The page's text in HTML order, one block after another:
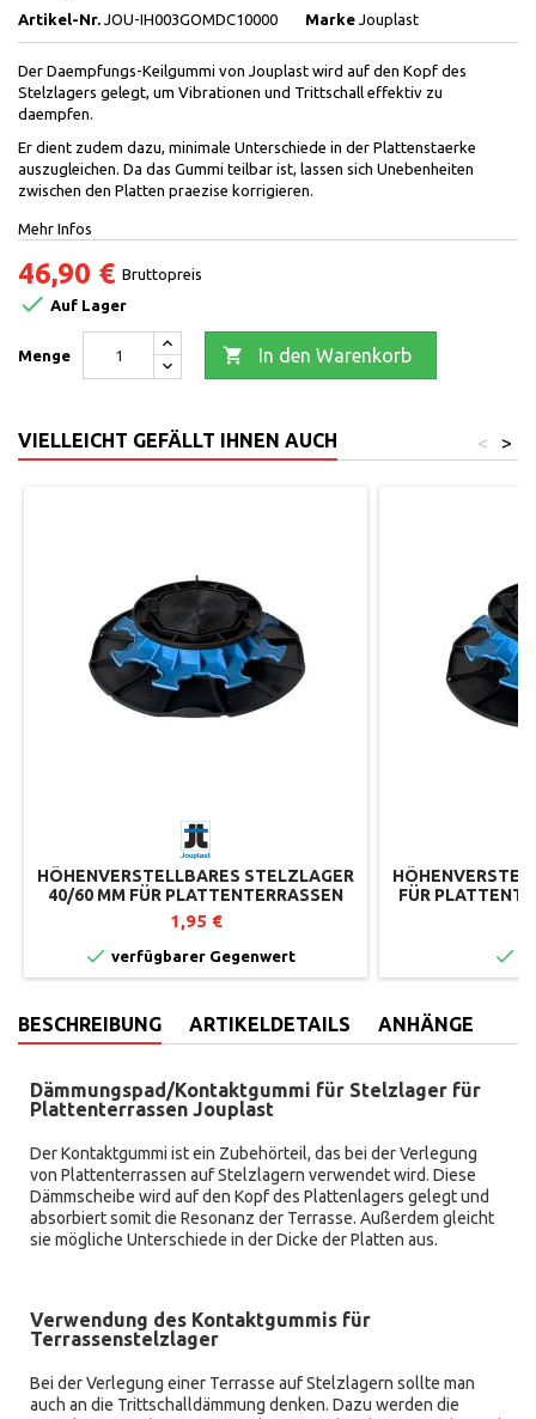
Artikel-Nr. JOU-IH003GOMDC10000 Marke Jouplast
Der Daempfungs-Keilgummi von Jouplast wird auf den Kopf des
Stelzlagers gelegt, um Vibrationen und Trittschall effektiv zu
daempfen.
Er dient zudem dazu, minimale Unterschiede in der Plattenstaerke
auszugleichen. Da das Gummi teilbar ist, lassen sich Unebenheiten
zwischen den Platten praezise korrigieren.
Mehr Infos
46,90 € Bruttopreis
 Auf Lager
Menge  In den Warenkorb
VIELLEICHT GEFÄLLT IHNEN AUCH >
<
HÖHENVERSTELLBARES STELZLAGER
40/60 MM FÜR PLATTENTERRASSEN
ESSENTIEL-REIHE JOUPLAST
1,95 €
 verfügbarer Gegenwert
FÜR

BESCHREIBUNG ARTIKELDETAILS ANHÄNGE
Dämmungspad/Kontaktgummi für Stelzlager für
Plattenterrassen Jouplast
Der Kontaktgummi ist ein Zubehörteil, das bei der Verlegung
von Plattenterrassen auf Stelzlagern verwendet wird. Diese
Dämmscheibe wird auf den Kopf des Plattenlagers gelegt und
absorbiert somit die Resonanz der Terrasse. Außerdem gleicht
sie mögliche Unterschiede in der Dicke der Platten aus.
Verwendung des Kontaktgummis für
Terrassenstelzlager
Bei der Verlegung einer Terrasse auf Stelzlagern sollte man
auch an die Trittschalldämmung denken. Dazu werden die